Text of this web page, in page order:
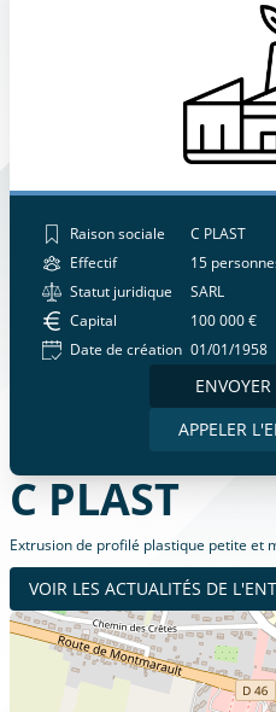
Raison sociale
C PLAST
Effectif
15
Statut juridique
SARL
Capital
100 000 €
Date de création 01/01/1958
APPELER
C PLAST
Extrusion de profilé plastique petite et
VOIR LES ACTUALITÉS DE